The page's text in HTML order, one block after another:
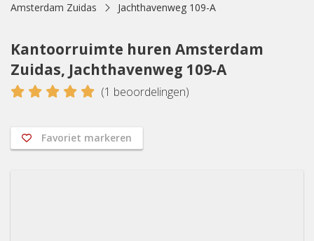
Amsterdam Zuidas
Jachthavenweg 109-A
Kantoorruimte huren Amsterdam
Zuidas, Jachthavenweg 109-A
5 (1 beoordelingen)
Favoriet markeren